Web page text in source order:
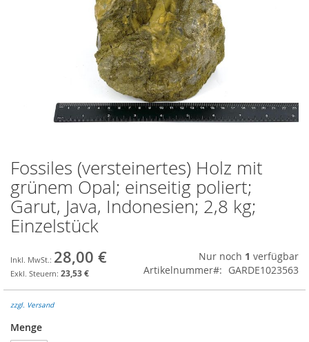
Zum
Anfang
der
Bildgalerie
springen
Fossiles (versteinertes) Holz mit
grünem Opal; einseitig poliert;
Garut, Java, Indonesien; 2,8 kg;
Einzelstück
28,00 €
23,53 €
Nur noch 1 verfügbar
Artikelnummer
GARDE1023563
zzgl. Versand
Menge